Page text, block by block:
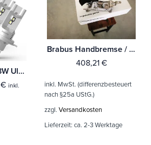
LED H4 12V/24 18W Ultinon Pro6000 Boost Gen3 +450% mit Straßenzul. 2St. Philips
€ inkl.
Brabus Handbremse / Feststellbremse Smart 453 Fortwo + Forfour [A4534200500]
408,21 €
inkl. MwSt. (differenzbesteuert
nach §25a UStG.)
zzgl. Versandkosten
Lieferzeit: ca. 2-3 Werktage